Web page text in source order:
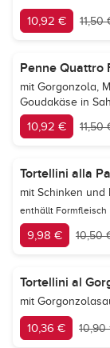
10,92 € 11,50
Penne Quattro
mit Gorgonzola,
Goudakäse in
10,92 € 11,50
Tortellini alla
mit Schinken
enthällt Formfleisch
9,98 € 10,50
Tortellini al
mit
10,36 € 10,90